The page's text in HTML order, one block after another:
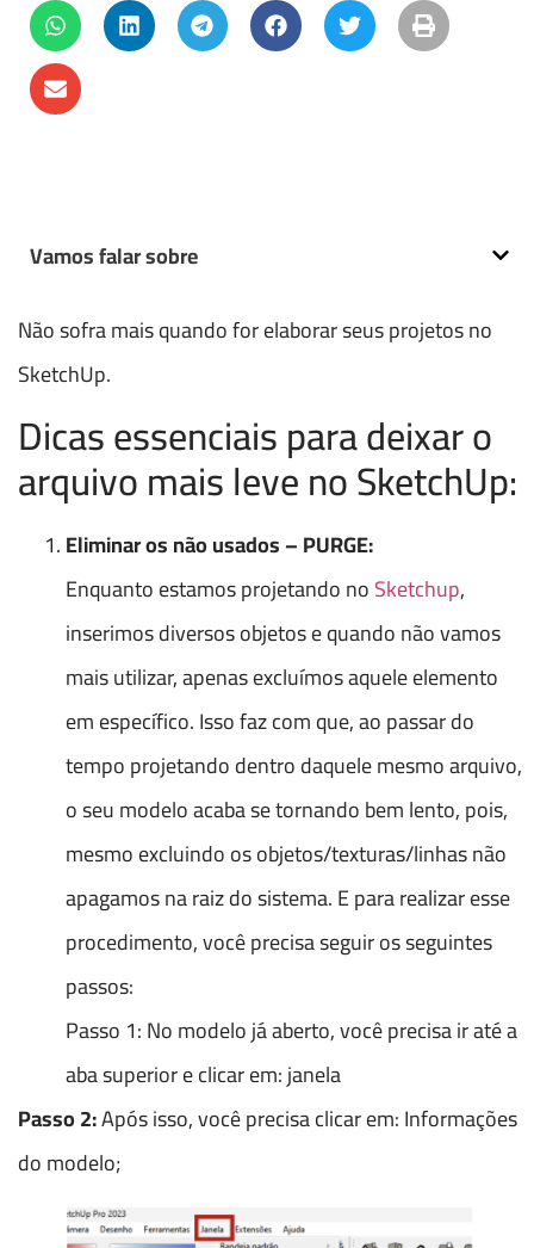
Vamos falar sobre
Não sofra mais quando for elaborar seus projetos no
SketchUp.
Dicas essenciais para deixar o
arquivo mais leve no SketchUp:
Eliminar os não usados – PURGE:
Enquanto estamos projetando noSketchup,
inserimos diversos objetos e quando não vamos
mais utilizar, apenas excluímos aquele elemento
em específico. Isso faz com que, ao passar do
tempo projetando dentro daquele mesmo arquivo,
o seu modelo acaba se tornando bem lento, pois,
mesmo excluindo os objetos/texturas/linhas não
apagamos na raiz do sistema. E para realizar esse
procedimento, você precisa seguir os seguintes
passos:
Passo 1: No modelo já aberto, você precisa ir até a
aba superior e clicar em: janela
Passo 2:Após isso, você precisa clicar em: Informações
do modelo;